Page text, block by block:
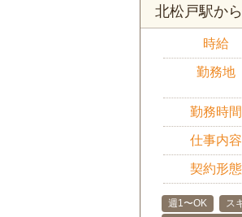
北松戸駅か
時給
勤務地
勤務時間
仕事内容
契約形態
週1〜OK ス